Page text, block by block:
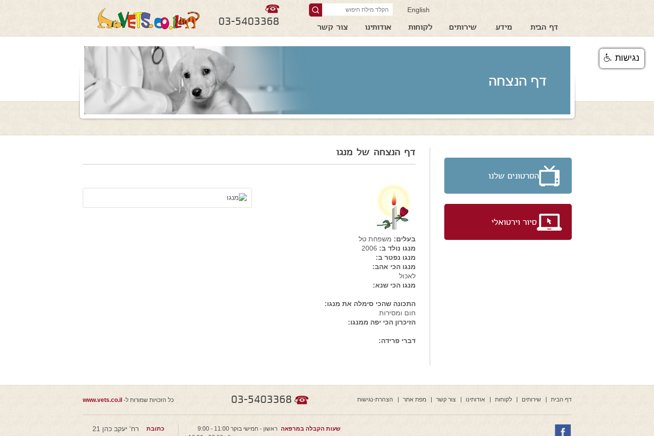
English
דף הבית מידע שירותים לקוחות אודותינו צור קשר
03-5403368
דף הנצחה
הסרטונים שלנו
סיור וירטואלי
דף הנצחה של מנגו
בעלים: משפחת טל
מנגו נולד ב: 2006
מנגו נפטר ב:
מנגו הכי אהב:
לאכול
מנגו הכי שנא:
התכונה שהכי סימלה את מנגו:
חום ומסירות
הזיכרון הכי יפה ממנגו:
דברי פרידה:
דף הבית שירותים לקוחות אודותינו צור קשר מפת אתר הצהרת-נגישות 03-5403368 כל הזכויות שמורות ל- www.vets.co.il
שעות הקבלה במרפאה ראשון - חמישי בוקר 11:00 - 9:00
כתובת
רח' יעקב כהן 21
נגישות